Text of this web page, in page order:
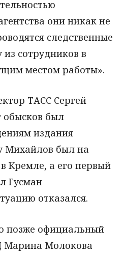
они никак не
следственные
сотрудников в
местом работы».
ТАСС Сергей
был
издания
Михайлов был на
Кремле, а его первый
Гусман
отказался.
позже официальный
Марина Молокова